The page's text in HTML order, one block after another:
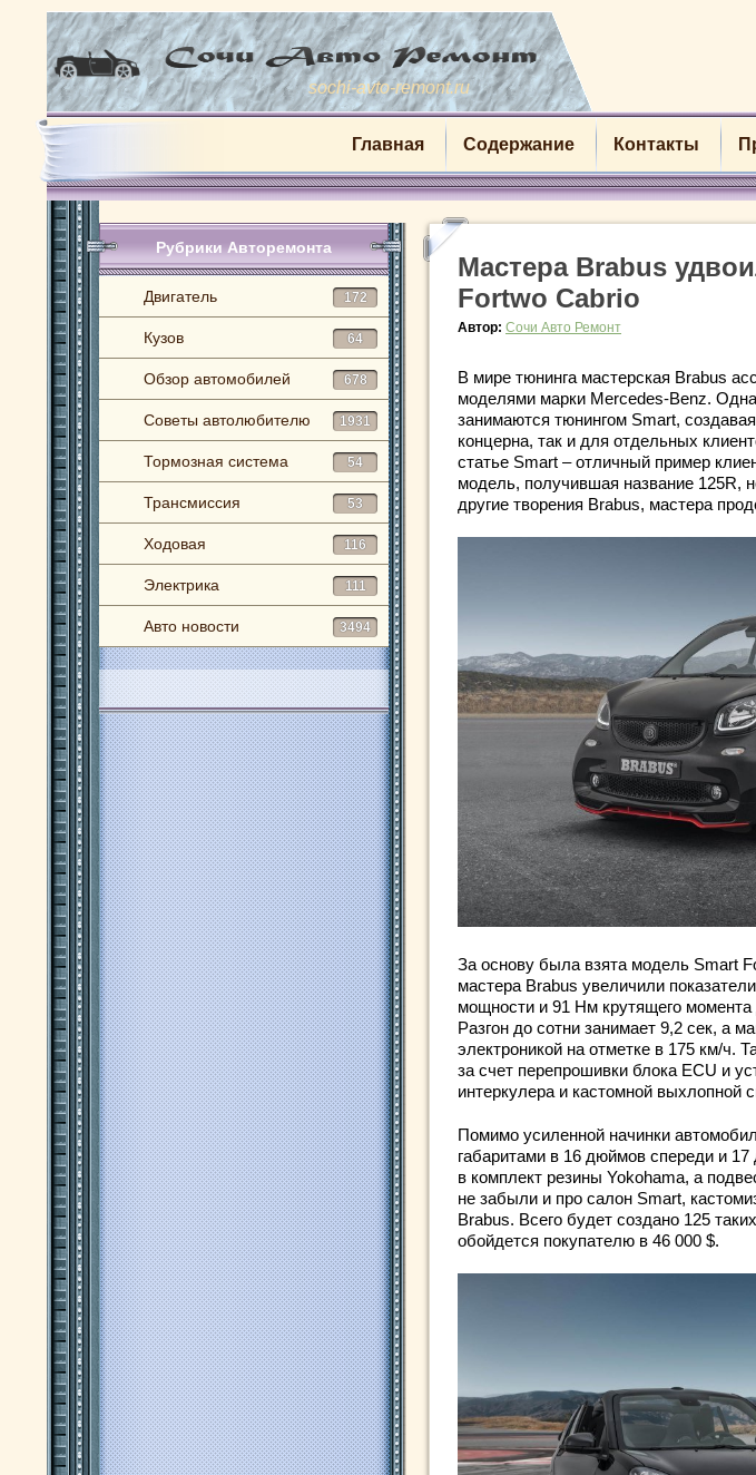
sochi-avto-remont.ru
Главная Содержание Контакты
Рубрики Авторемонта
Двигатель 172
Кузов 64
Обзор автомобилей 678
Советы автолюбителю 1931
Тормозная система 54
Трансмиссия 53
Ходовая 116
Электрика 111
Авто новости 3494
Мастера Brabus
Fortwo Cabrio
Автор: Сочи Авто Ремонт
В мире тюнинга мастерская Brabus
моделями марки Mercedes-Benz.
занимаются тюнингом Smart,
концерна, так и для отдельных
статье Smart – отличный пример
модель, получившая название 125R,
другие творения Brabus, мастера
За основу была взята модель Smart
мастера Brabus увеличили
мощности и 91 Нм крутящего
Разгон до сотни занимает 9,2 сек, а
электроникой на отметке в 175 км/ч.
за счет перепрошивки блока ECU и
интеркулера и кастомной выхлопной
Помимо усиленной начинки
габаритами в 16 дюймов спереди и
в комплект резины Yokohama, а
не забыли и про салон Smart,
Brabus. Всего будет создано 125
обойдется покупателю в 46 000 $.